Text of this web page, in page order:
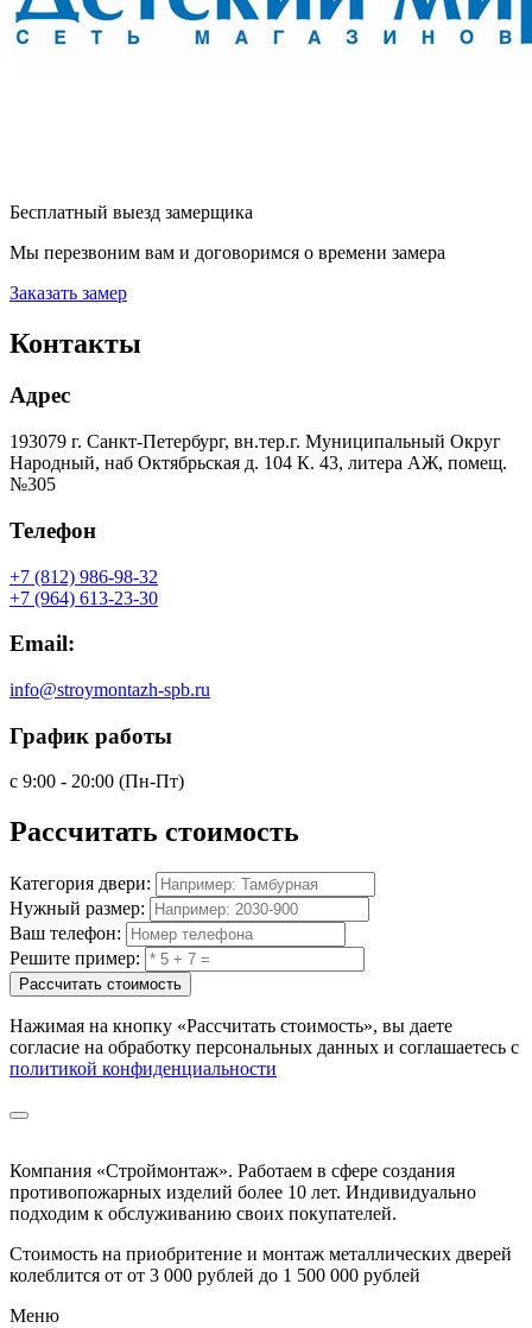
Бесплатный выезд замерщика
Мы перезвоним вам и договоримся о времени замера
Заказать замер
Контакты
Адрес
193079 г. Санкт-Петербург, вн.тер.г. Муниципальный Округ
Народный, наб Октябрьская д. 104 К. 43, литера АЖ, помещ.
№305
Телефон
+7 (812) 986-98-32
+7 (964) 613-23-30
Email:
info@stroymontazh-spb.ru
График работы
с 9:00 - 20:00 (Пн-Пт)
Рассчитать стоимость
Категория двери:
Нужный размер:
Ваш телефон:
Решите пример:
Рассчитать стоимость
Нажимая на кнопку «Рассчитать стоимость», вы даете
согласие на обработку персональных данных и соглашаетесь с
политикой конфиденциальности
Компания «Строймонтаж». Работаем в сфере создания
противопожарных изделий более 10 лет. Индивидуально
подходим к обслуживанию своих покупателей.
Стоимость на приобритение и монтаж металлических дверей
колеблится от от 3 000 рублей до 1 500 000 рублей
Меню